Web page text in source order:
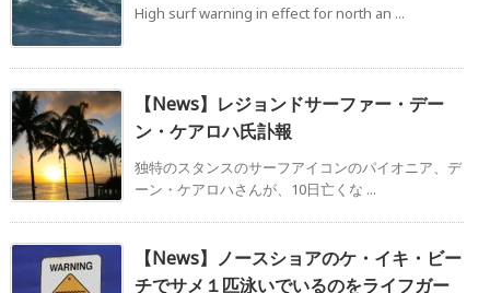
High surf warning in effect for north an ...
【News】レジョンドサーファー・デー
ン・ケアロハ氏訃報
独特のスタンスのサーフアイコンのパイオニア、デ
ーン・ケアロハさんが、10日亡くな ...
【News】ノースショアのケ・イキ・ビー
チでサメ１匹泳いでいるのをライフガー